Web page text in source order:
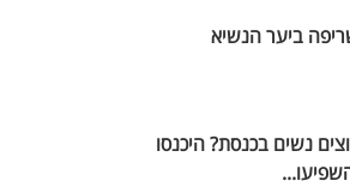
ביער הנשיא
נשים בכנסת? היכנסו